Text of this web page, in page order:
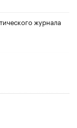
журнала